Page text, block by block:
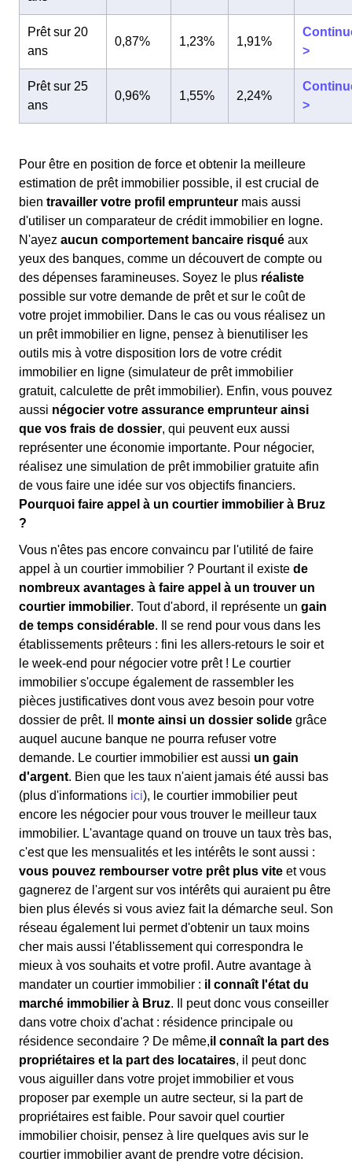
Prêt sur 20
ans
0,87% 1,23% 1,91%
>
Prêt sur 25
ans
0,96% 1,55% 2,24%
>
Pour être en position de force et obtenir la meilleure
estimation de prêt immobilier possible, il est crucial de
bien travailler votre profil emprunteur mais aussi
d'utiliser un comparateur de crédit immobilier en logne.
N'ayez aucun comportement bancaire risqué aux
yeux des banques, comme un découvert de compte ou
des dépenses faramineuses. Soyez le plus réaliste
possible sur votre demande de prêt et sur le coût de
votre projet immobilier. Dans le cas ou vous réalisez un
un prêt immobilier en ligne, pensez à bienutiliser les
outils mis à votre disposition lors de votre crédit
immobilier en ligne (simulateur de prêt immobilier
gratuit, calculette de prêt immobilier). Enfin, vous pouvez
aussi négocier votre assurance emprunteur ainsi
que vos frais de dossier, qui peuvent eux aussi
représenter une économie importante. Pour négocier,
réalisez une simulation de prêt immobilier gratuite afin
de vous faire une idée sur vos objectifs financiers.
Pourquoi faire appel à un courtier immobilier à Bruz
?
Vous n'êtes pas encore convaincu par l'utilité de faire
appel à un courtier immobilier ? Pourtant il existe de
nombreux avantages à faire appel à un trouver un
courtier immobilier. Tout d'abord, il représente un gain
de temps considérable. Il se rend pour vous dans les
établissements prêteurs : fini les allers-retours le soir et
le week-end pour négocier votre prêt ! Le courtier
immobilier s'occupe également de rassembler les
pièces justificatives dont vous avez besoin pour votre
dossier de prêt. Il monte ainsi un dossier solide grâce
auquel aucune banque ne pourra refuser votre
demande. Le courtier immobilier est aussi un gain
d'argent. Bien que les taux n'aient jamais été aussi bas
(plus d'informations ici), le courtier immobilier peut
encore les négocier pour vous trouver le meilleur taux
immobilier. L'avantage quand on trouve un taux très bas,
c'est que les mensualités et les intérêts le sont aussi :
vous pouvez rembourser votre prêt plus vite et vous
gagnerez de l'argent sur vos intérêts qui auraient pu être
bien plus élevés si vous aviez fait la démarche seul. Son
réseau également lui permet d'obtenir un taux moins
cher mais aussi l'établissement qui correspondra le
mieux à vos souhaits et votre profil. Autre avantage à
mandater un courtier immobilier : il connaît l'état du
marché immobilier à Bruz. Il peut donc vous conseiller
dans votre choix d'achat : résidence principale ou
résidence secondaire ? De même,il connaît la part des
propriétaires et la part des locataires, il peut donc
vous aiguiller dans votre projet immobilier et vous
proposer par exemple un autre secteur, si la part de
propriétaires est faible. Pour savoir quel courtier
immobilier choisir, pensez à lire quelques avis sur le
courtier immobilier avant de prendre votre décision.